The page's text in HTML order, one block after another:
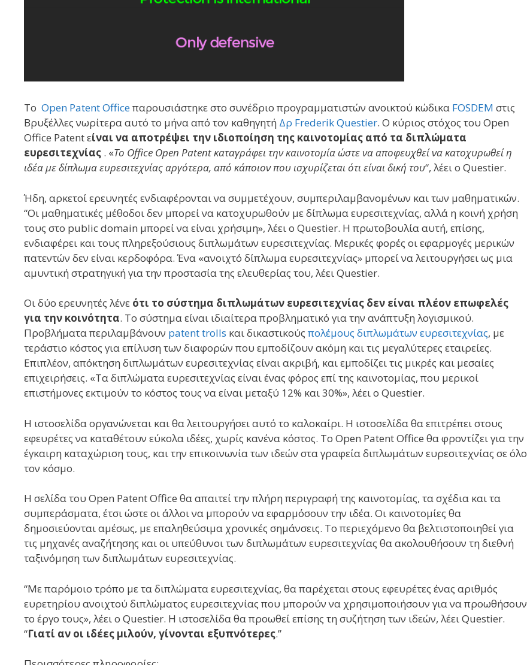
Το Open Patent Officeπαρουσιάστηκε στο συνέδριο προγραμματιστών ανοικτού κώδικα FOSDEM στις
Βρυξέλλες νωρίτερα αυτό το μήνα από τον καθηγητή Δρ Frederik Questier. Ο κύριος στόχος του Open
Office Patent είναι να αποτρέψει την ιδιοποίηση της καινοτομίας από τα διπλώματα
ευρεσιτεχνίας . «To Office Open Patent καταγράφει την καινοτομία ώστε να αποφευχθεί να κατοχυρωθεί η
ιδέα με δίπλωμα ευρεσιτεχνίας αργότερα, από κάποιον που ισχυρίζεται ότι είναι δική του“, λέει ο Questier.
Ήδη, αρκετοί ερευνητές ενδιαφέρονται να συμμετέχουν, συμπεριλαμβανομένων και των μαθηματικών.
“Οι μαθηματικές μέθοδοι δεν μπορεί να κατοχυρωθούν με δίπλωμα ευρεσιτεχνίας, αλλά η κοινή χρήση
τους στο public domain μπορεί να είναι χρήσιμη», λέει ο Questier. Η πρωτοβουλία αυτή, επίσης,
ενδιαφέρει και τους πληρεξούσιους διπλωμάτων ευρεσιτεχνίας. Μερικές φορές οι εφαρμογές μερικών
πατεντών δεν είναι κερδοφόρα. Ένα «ανοιχτό δίπλωμα ευρεσιτεχνίας» μπορεί να λειτουργήσει ως μια
αμυντική στρατηγική για την προστασία της ελευθερίας του, λέει Questier.
Οι δύο ερευνητές λένε ότι το σύστημα διπλωμάτων ευρεσιτεχνίας δεν είναι πλέον επωφελές
για την κοινότητα. Το σύστημα είναι ιδιαίτερα προβληματικό για την ανάπτυξη λογισμικού.
Προβλήματα περιλαμβάνουν patent trolls και δικαστικούς πολέμους διπλωμάτων ευρεσιτεχνίας, με
τεράστιο κόστος για επίλυση των διαφορών που εμποδίζουν ακόμη και τις μεγαλύτερες εταιρείες.
Επιπλέον, απόκτηση διπλωμάτων ευρεσιτεχνίας είναι ακριβή, και εμποδίζει τις μικρές και μεσαίες
επιχειρήσεις. «Τα διπλώματα ευρεσιτεχνίας είναι ένας φόρος επί της καινοτομίας, που μερικοί
επιστήμονες εκτιμούν το κόστος τους να είναι μεταξύ 12% και 30%», λέει ο Questier.
Η ιστοσελίδα οργανώνεται και θα λειτουργήσει αυτό το καλοκαίρι. Η ιστοσελίδα θα επιτρέπει στους
εφευρέτες να καταθέτουν εύκολα ιδέες, χωρίς κανένα κόστος. Το Open Patent Office θα φροντίζει για την
έγκαιρη καταχώριση τους, και την επικοινωνία των ιδεών στα γραφεία διπλωμάτων ευρεσιτεχνίας σε όλο
τον κόσμο.
Η σελίδα του Open Patent Office θα απαιτεί την πλήρη περιγραφή της καινοτομίας, τα σχέδια και τα
συμπεράσματα, έτσι ώστε οι άλλοι να μπορούν να εφαρμόσουν την ιδέα. Οι καινοτομίες θα
δημοσιεύονται αμέσως, με επαληθεύσιμα χρονικές σημάνσεις. Το περιεχόμενο θα βελτιστοποιηθεί για
τις μηχανές αναζήτησης και οι υπεύθυνοι των διπλωμάτων ευρεσιτεχνίας θα ακολουθήσουν τη διεθνή
ταξινόμηση των διπλωμάτων ευρεσιτεχνίας.
“Με παρόμοιο τρόπο με τα διπλώματα ευρεσιτεχνίας, θα παρέχεται στους εφευρέτες ένας αριθμός
ευρετηρίου ανοιχτού διπλώματος ευρεσιτεχνίας που μπορούν να χρησιμοποιήσουν για να προωθήσουν
το έργο τους», λέει ο Questier. Η ιστοσελίδα θα προωθεί επίσης τη συζήτηση των ιδεών, λέει Questier.
“Γιατί αν οι ιδέες μιλούν, γίνονται εξυπνότερες.”